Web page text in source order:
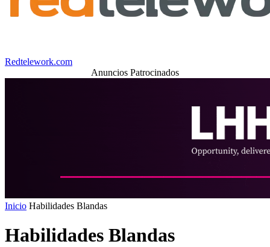
Redtelework.com
Anuncios Patrocinados
Inicio Habilidades Blandas
Habilidades Blandas